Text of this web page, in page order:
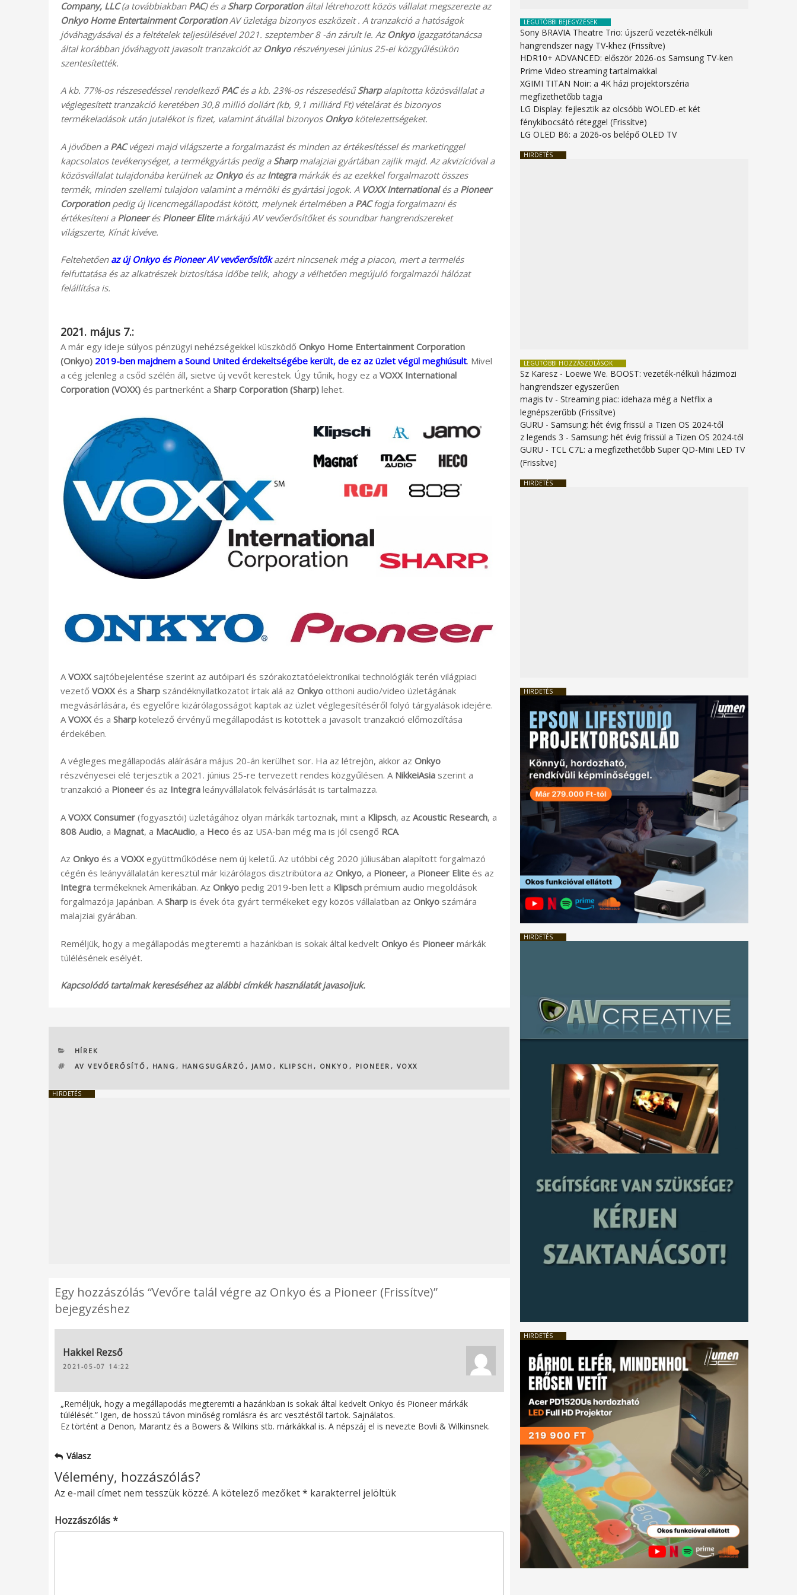
Company, LLC(a továbbiakban PAC) és a Sharp Corporationáltal létrehozott közös vállalat megszerezte az
Onkyo Home Entertainment CorporationAV üzletága bizonyos eszközeit . A tranzakció a hatóságok
jóváhagyásával és a feltételek teljesülésével 2021. szeptember 8 -án zárult le. Az Onkyoigazgatótanácsa
által korábban jóváhagyott javasolt tranzakciót az Onkyorészvényesei június 25-ei közgyűlésükön
szentesítették.
A kb. 77%-os részesedéssel rendelkezőPACés a kb. 23%-os részesedésűSharpalapította közösvállalat a
véglegesített tranzakció keretében 30,8 millió dollárt (kb, 9,1 milliárd Ft) vételárat és bizonyos
termékeladások után jutalékot is fizet, valamint átvállal bizonyos Onkyokötelezettségeket.
A jövőben a PACvégezi majd világszerte a forgalmazást és minden az értékesítéssel és marketinggel
kapcsolatos tevékenységet, a termékgyártás pedig a Sharpmalajziai gyártában zajlik majd. Az akvizícióval a
közösvállalat tulajdonába kerülnek az Onkyoés azIntegramárkák és az ezekkel forgalmazott összes
termék, minden szellemi tulajdon valamint a mérnöki és gyártási jogok. A VOXX Internationalés a Pioneer
Corporationpedig új licencmegállapodást kötött, melynek értelmében a PACfogja forgalmazni és
értékesíteni a Pioneerés Pioneer Elitemárkájú AV vevőerősítőket és soundbar hangrendszereket
világszerte, Kínát kivéve.
Feltehetően az új Onkyo és Pioneer AV vevőerősítőkazért nincsenek még a piacon, mert a termelés
felfuttatása és az alkatrészek biztosítása időbe telik, ahogy a vélhetően megújuló forgalmazói hálózat
felállítása is.
2021. május 7.:
A már egy ideje súlyos pénzügyi nehézségekkel küszködő Onkyo Home Entertainment Corporation
(Onkyo) 2019-ben majdnem a Sound United érdekeltségébe került, de ez az üzlet végül meghiúsult. Mivel
a cég jelenleg a csőd szélén áll, sietve új vevőt kerestek. Úgy tűnik, hogy ez a VOXX International
Corporation (VOXX) és partnerként a Sharp Corporation (Sharp) lehet.
A VOXX sajtóbejelentése szerint az autóipari és szórakoztatóelektronikai technológiák terén világpiaci
vezető VOXX és a Sharp szándéknyilatkozatot írtak alá az Onkyo otthoni audio/video üzletágának
megvásárlására, és egyelőre kizárólagosságot kaptak az üzlet véglegesítéséről folyó tárgyalások idejére.
A VOXX és a Sharp kötelező érvényű megállapodást is kötöttek a javasolt tranzakció előmozdítása
érdekében.
A végleges megállapodás aláírására május 20-án kerülhet sor. Ha az létrejön, akkor az Onkyo
részvényesei elé terjesztik a 2021. június 25-re tervezett rendes közgyűlésen. A NikkeiAsia szerint a
tranzakció a Pioneer és az Integra leányvállalatok felvásárlását is tartalmazza.
A VOXX Consumer (fogyasztói) üzletágához olyan márkák tartoznak, mint a Klipsch, az Acoustic Research, a
808 Audio, a Magnat, a MacAudio, a Heco és az USA-ban még ma is jól csengő RCA.
Az Onkyo és a VOXXegyüttműködése nem új keletű. Az utóbbi cég 2020 júliusában alapított forgalmazó
cégén és leányvállalatán keresztül már kizárólagos disztribútora az Onkyo, a Pioneer, a Pioneer Elite és az
Integra termékeknek Amerikában. Az Onkyo pedig 2019-ben lett a Klipsch prémium audio megoldások
forgalmazója Japánban. ASharp is évek óta gyárt termékeket egy közös vállalatban az Onkyo számára
malajziai gyárában.
Reméljük, hogy a megállapodás megteremti a hazánkban is sokak által kedvelt Onkyo és Pioneer márkák
túlélésének esélyét.
Kapcsolódó tartalmak kereséséhez az alábbi címkék használatát javasoljuk.
KATEGÓRIÁK
HÍREK
CÍMKÉK
AV VEVŐERŐSÍTŐ , HANG , HANGSUGÁRZÓ , JAMO , KLIPSCH , ONKYO , PIONEER , VOXX
HIRDETÉS
Egy hozzászólás “Vevőre talál végre az Onkyo és a Pioneer (Frissítve)”
bejegyzéshez
Hakkel Rezső
2021-05-07 14:22
„Reméljük, hogy a megállapodás megteremti a hazánkban is sokak által kedvelt Onkyo és Pioneer márkák
túlélését.” Igen, de hosszú távon minőség romlásra és arc vesztéstől tartok. Sajnálatos.
Ez történt a Denon, Marantz és a Bowers & Wilkins stb. márkákkal is. A népszáj el is nevezte Bovli & Wilkinsnek.
Válasz
Vélemény, hozzászólás?
Az e-mail címet nem tesszük közzé. A kötelező mezőket* karakterrel jelöltük
Hozzászólás*
LEGUTÓBBI BEJEGYZÉSEK
Sony BRAVIA Theatre Trio: újszerű vezeték-nélküli
hangrendszer nagy TV-khez (Frissítve)
HDR10+ ADVANCED: először 2026-os Samsung TV-ken
Prime Video streaming tartalmakkal
XGIMI TITAN Noir: a 4K házi projektorszéria
megfizethetőbb tagja
LG Display: fejlesztik az olcsóbb WOLED-et két
fénykibocsátó réteggel (Frissítve)
LG OLED B6: a 2026-os belépő OLED TV
HIRDETÉS
LEGUTÓBBI HOZZÁSZÓLÁSOK
Sz Karesz - Loewe We. BOOST: vezeték-nélküli házimozi
hangrendszer egyszerűen
magis tv -Streaming piac: idehaza még a Netflix a
legnépszerűbb (Frissítve)
GURU -Samsung: hét évig frissül a Tizen OS 2024-től
z legends 3 -Samsung: hét évig frissül a Tizen OS 2024-től
GURU - TCL C7L: a megfizethetőbb Super QD-Mini LED TV
(Frissítve)
HIRDETÉS
HIRDETÉS
HIRDETÉS
HIRDETÉS